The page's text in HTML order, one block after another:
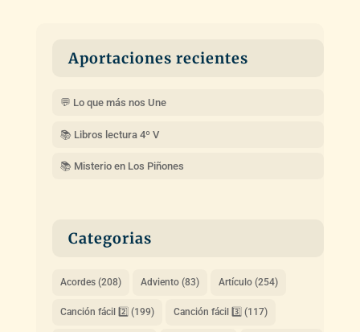
Aportaciones recientes
💬 Lo que más nos Une
📚 Libros lectura 4º V
📚 Misterio en Los Piñones
Categorias
Acordes(208) Adviento(83) Artículo(254)
Canción fácil 2️⃣ (199) Canción fácil 3️⃣ (117)